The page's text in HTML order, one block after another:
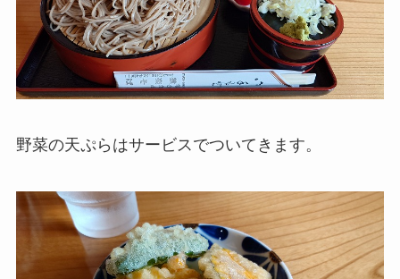
野菜の天ぷらはサービスでついてきます。